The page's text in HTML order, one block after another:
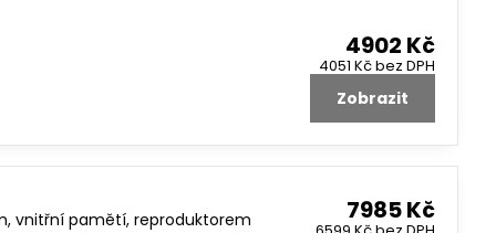
4902 Kč
4051 Kčbez DPH
Zobrazit
vnitřní pamětí, reproduktorem 7985 Kč